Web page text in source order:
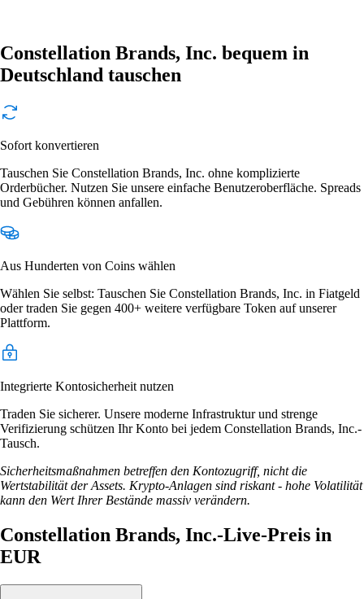
Constellation Brands, Inc. bequem in
Deutschland tauschen
Sofort konvertieren
Tauschen Sie Constellation Brands, Inc. ohne komplizierte
Orderbücher. Nutzen Sie unsere einfache Benutzeroberfläche. Spreads
und Gebühren können anfallen.
Aus Hunderten von Coins wählen
Wählen Sie selbst: Tauschen Sie Constellation Brands, Inc. in Fiatgeld
oder traden Sie gegen 400+ weitere verfügbare Token auf unserer
Plattform.
Integrierte Kontosicherheit nutzen
Traden Sie sicherer. Unsere moderne Infrastruktur und strenge
Verifizierung schützen Ihr Konto bei jedem Constellation Brands, Inc.-
Tausch.
Sicherheitsmaßnahmen betreffen den Kontozugriff, nicht die
Wertstabilität der Assets. Krypto-Anlagen sind riskant - hohe Volatilität
kann den Wert Ihrer Bestände massiv verändern.
Constellation Brands, Inc.-Live-Preis in
EUR